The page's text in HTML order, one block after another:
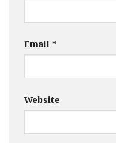
Email *
Website